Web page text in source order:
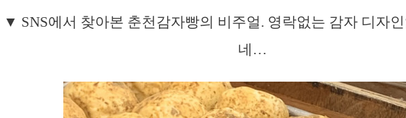
▼ SNS에서 찾아본 춘천감자빵의 비주얼. 영락없는 감자 디자
네…